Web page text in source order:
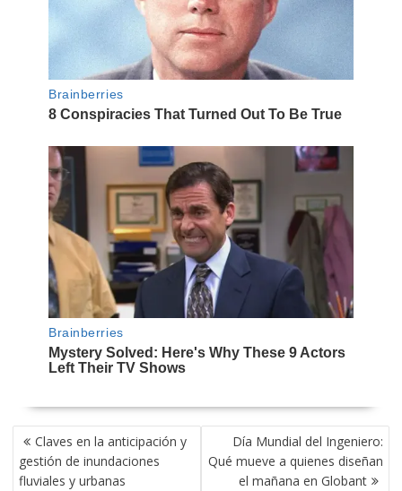
NAVEGACIÓN
DE
ENTRADAS
Claves en la anticipación y
gestión de inundaciones
fluviales y urbanas
Día Mundial del Ingeniero:
Qué mueve a quienes diseñan
el mañana en Globant